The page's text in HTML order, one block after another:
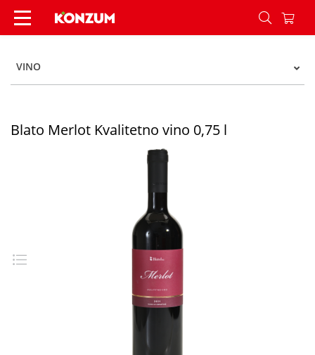
Blato Merlot Kvalitetno vino 0,75 l - Konzum
VINO
Blato Merlot Kvalitetno vino 0,75 l